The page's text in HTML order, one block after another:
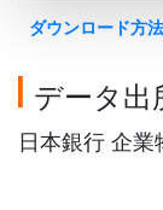
ダウンロード方法
データ出
日本銀行 企